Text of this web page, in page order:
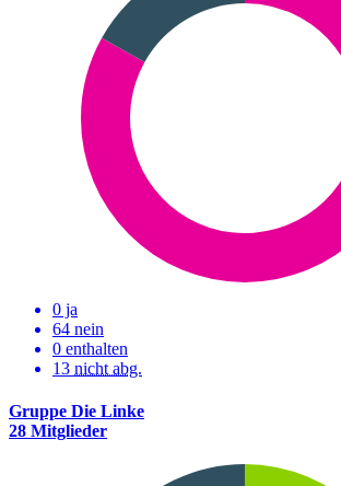
0 ja
64 nein
0 enthalten
13 nicht abg.
Gruppe Die Linke
28 Mitglieder